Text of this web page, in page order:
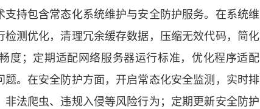
持包含常态化系统维护与安全防护服务。在系统维
测优化，清理冗余缓存数据，压缩无效代码，简化
度；定期适配网络服务器运行标准，优化程序适配
。在安全防护方面，开启常态化安全监测，实时排
法爬虫、违规入侵等风险行为；定期更新安全防护